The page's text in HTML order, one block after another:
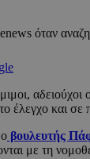
όταν
αδειούχοι
έλεγχο και
βουλευτής
με τη